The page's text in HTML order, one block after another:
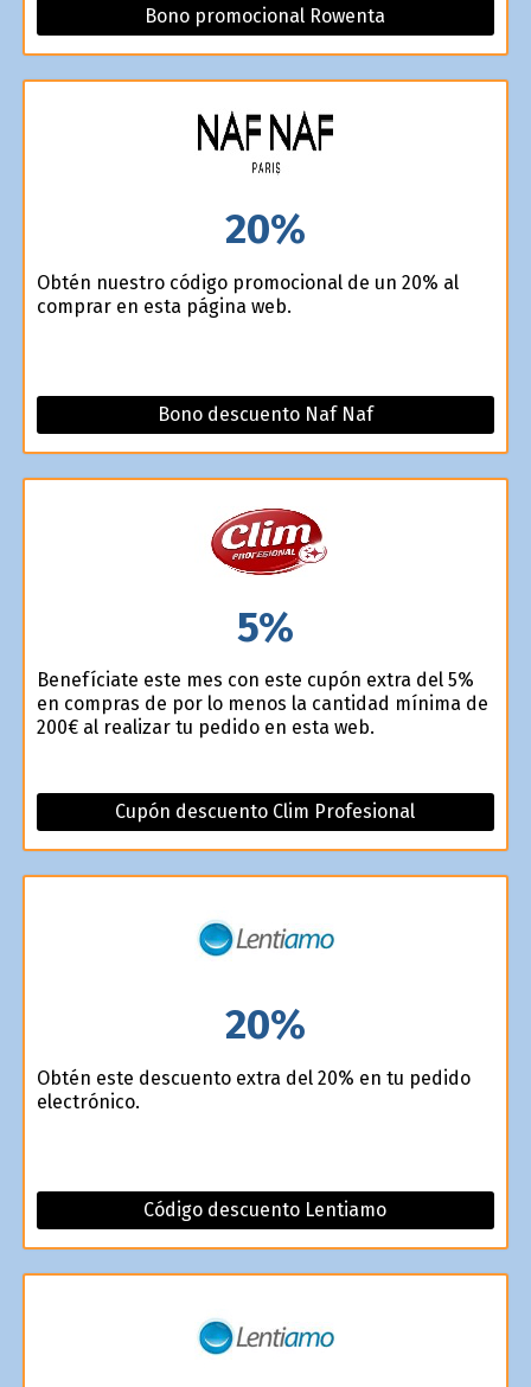
Bono promocional Rowenta
20%
Obtén nuestro código promocional de un 20% al
comprar en esta página web.
Bono descuento Naf Naf
5%
Benefíciate este mes con este cupón extra del 5%
en compras de por lo menos la cantidad mínima de
200€ al realizar tu pedido en esta web.
Cupón descuento Clim Profesional
20%
Obtén este descuento extra del 20% en tu pedido
electrónico.
Código descuento Lentiamo